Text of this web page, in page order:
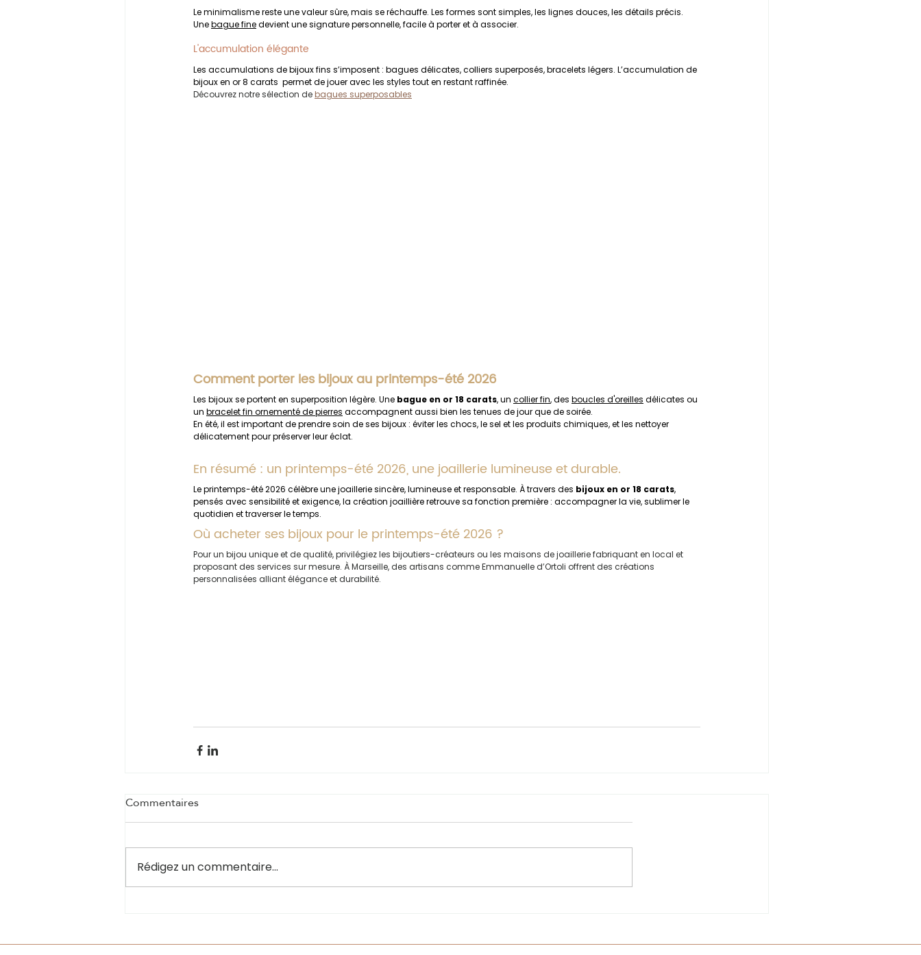
Le minimalisme reste une valeur sûre, mais se réchauffe. Les formes sont simples, les lignes douces, les détails précis.
Une bague fine devient une signature personnelle, facile à porter et à associer.
L'accumulation élégante
Les accumulations de bijoux fins s’imposent : bagues délicates, colliers superposés, bracelets légers. L’accumulation de
bijoux en or 8 carats  permet de jouer avec les styles tout en restant raffinée.
Découvrez notre sélection de bagues superposables
Comment porter les bijoux au printemps-été 2026
Les bijoux se portent en superposition légère. Une bague en or 18 carats, un collier fin, des boucles d'oreilles délicates ou
un bracelet fin ornementé de pierres accompagnent aussi bien les tenues de jour que de soirée.
En été, il est important de prendre soin de ses bijoux : éviter les chocs, le sel et les produits chimiques, et les nettoyer
délicatement pour préserver leur éclat.
En résumé : un printemps-été 2026, une joaillerie lumineuse et durable.
Le printemps-été 2026 célèbre une joaillerie sincère, lumineuse et responsable. À travers des bijoux en or 18 carats,
pensés avec sensibilité et exigence, la création joaillière retrouve sa fonction première : accompagner la vie, sublimer le
quotidien et traverser le temps.
Où acheter ses bijoux pour le printemps-été 2026 ?
Pour un bijou unique et de qualité, privilégiez les bijoutiers-créateurs ou les maisons de joaillerie fabriquant en local et
proposant des services sur mesure. À Marseille, des artisans comme Emmanuelle d’Ortoli offrent des créations
personnalisées alliant élégance et durabilité​.
Commentaires
Rédigez un commentaire...